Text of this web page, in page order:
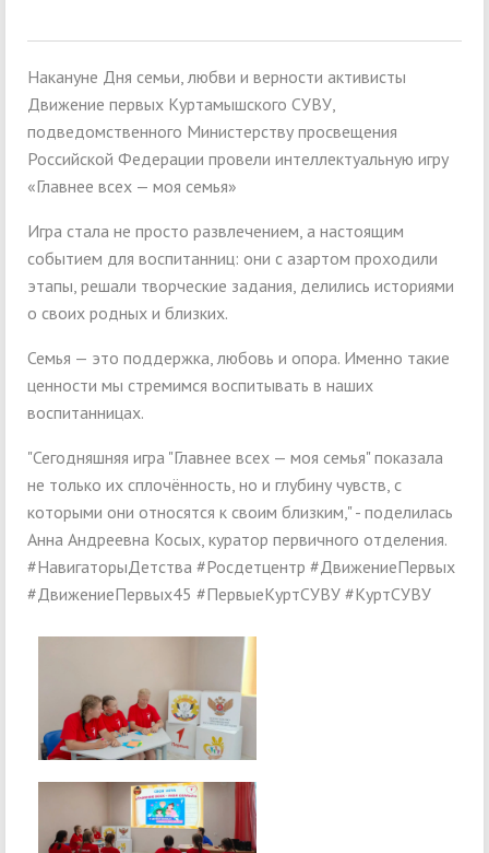
Накануне Дня семьи, любви и верности активисты
Движение первых Куртамышского СУВУ,
подведомственного Министерству просвещения
Российской Федерации провели интеллектуальную игру
«Главнее всех — моя семья»
Игра стала не просто развлечением, а настоящим
событием для воспитанниц: они с азартом проходили
этапы, решали творческие задания, делились историями
о своих родных и близких.
Семья — это поддержка, любовь и опора. Именно такие
ценности мы стремимся воспитывать в наших
воспитанницах.
"Сегодняшняя игра "Главнее всех — моя семья" показала
не только их сплочённость, но и глубину чувств, с
которыми они относятся к своим близким," - поделилась
Анна Андреевна Косых, куратор первичного отделения.
#НавигаторыДетства #Росдетцентр #ДвижениеПервых
#ДвижениеПервых45 #ПервыеКуртСУВУ #КуртСУВУ